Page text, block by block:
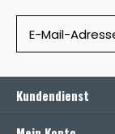
Kundendienst